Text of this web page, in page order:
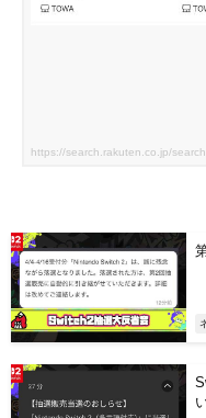
https://search.rakuten.co.jp/